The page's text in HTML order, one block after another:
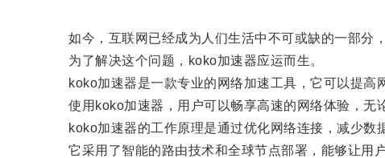
如今，互联网已经成为人们生活中不可或缺的一部分，
为了解决这个问题，koko加速器应运而生。
koko加速器是一款专业的网络加速工具，它可以提高
使用koko加速器，用户可以畅享高速的网络体验，无
koko加速器的工作原理是通过优化网络连接，减少数
它采用了智能的路由技术和全球节点部署，能够让用户